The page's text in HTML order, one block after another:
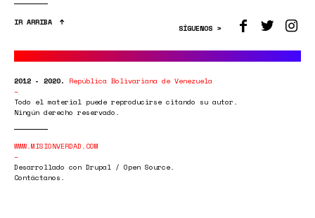
IR ARRIBA
SÍGUENOS >
2012 - 2020. República Bolivariana de Venezuela
Todo el material puede reproducirse citando su autor.
Ningún derecho reservado.
WWW.MISIONVERDAD.COM
Desarrollado con Drupal / Open Source.
Contáctanos.